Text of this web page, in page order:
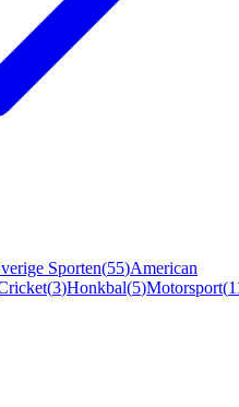
Sporten(55)American
(3)Honkbal(5)Motorsport(